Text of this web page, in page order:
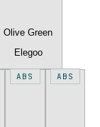
Olive Green
Elegoo
ABS ABS